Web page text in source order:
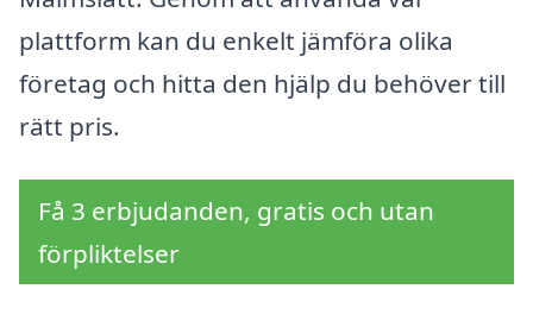
plattform kan du enkelt jämföra olika
företag och hitta den hjälp du behöver till
rätt pris.
Få 3 erbjudanden, gratis och utan
förpliktelser